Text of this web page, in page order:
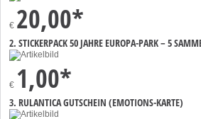
€ 20,00*
2. STICKERPACK 50 JAHRE EUROPA-PARK – 5
€ 1,00*
3. RULANTICA GUTSCHEIN (EMOTIONS-KARTE)